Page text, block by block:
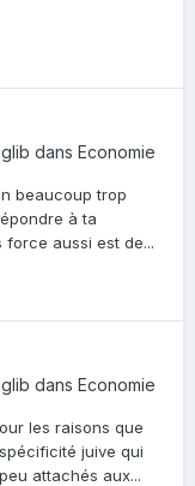
dans Economie
beaucoup trop
à ta
aussi est de...
dans Economie
les raisons que
juive qui
attachés aux...